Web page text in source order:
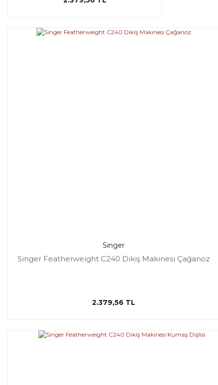
Singer
Singer Featherweight C240 Dikiş Makinesi Çağanoz
2.379,56 TL